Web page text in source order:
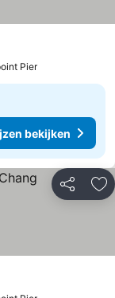
bekijken
Pier
bekijken
Delen
bekijken